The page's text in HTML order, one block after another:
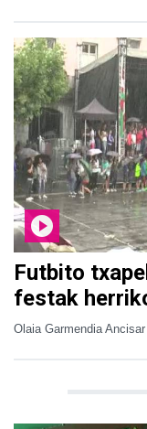
Futbito
festak
Olaia Garmendia Ancisar